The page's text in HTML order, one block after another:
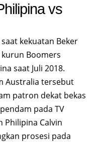
vs
kekuatan Beker
kurun Boomers
saat Juli 2018.
Australia tersebut
patron dekat bekas
pada TV
Philipina Calvin
prosesi pada